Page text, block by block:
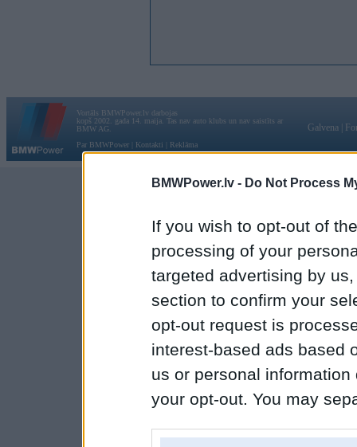
BMWPower.lv - Do Not Process
If you wish to opt-out of
processing of your
targeted advertising by
section to confirm your
opt-out request is
interest-based ads based
us or personal
your opt-out. You may
Vortāls BMWPower.lv darbojas
kopš 2002. gada 14. maija. Tas nav auto klubs un nav saistīts ar
BMW AG.
Par BMWPower
Kontakti Reklāma
Galvena